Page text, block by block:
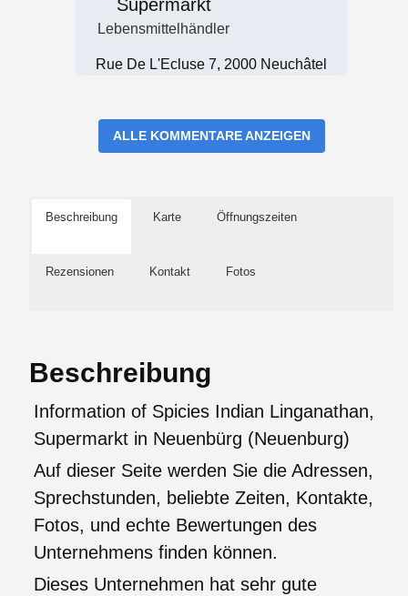
Supermarkt
Lebensmittelhändler
Rue De L'Ecluse 7, 2000 Neuchâtel
ALLE KOMMENTARE ANZEIGEN
Beschreibung Karte Öffnungszeiten
Rezensionen Kontakt Fotos
Beschreibung
Information of Spicies Indian Linganathan,
Supermarkt in Neuenbürg (Neuenburg)
Auf dieser Seite werden Sie die Adressen,
Sprechstunden, beliebte Zeiten, Kontakte,
Fotos, und echte Bewertungen des
Unternehmens finden können.
Dieses Unternehmen hat sehr gute